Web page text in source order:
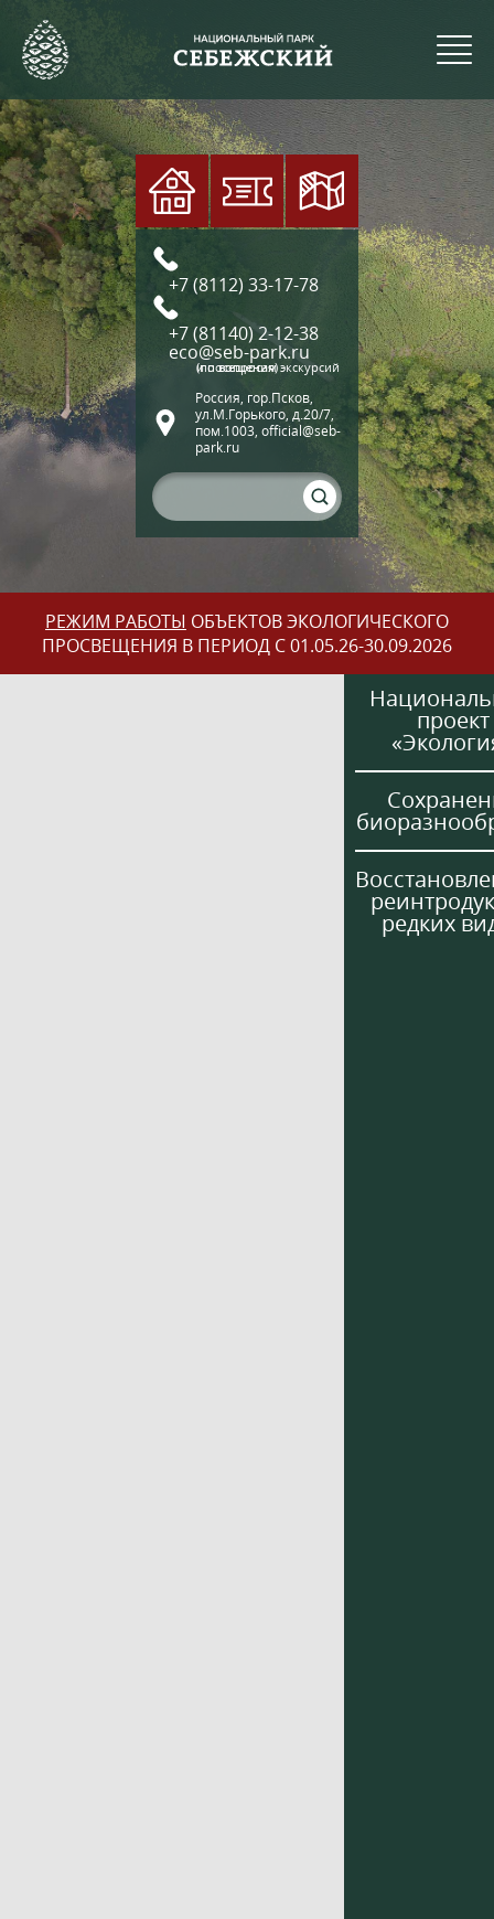
+7 (8112) 33-17-78
+7 (81140) 2-12-38
eco@seb-park.ru
(по вопросам экскурсий и посещения)
Россия, гор.Псков,
ул.М.Горького, д.20/7,
пом.1003, official@seb-
park.ru
РЕЖИМ РАБОТЫ ОБЪЕКТОВ ЭКОЛОГИЧЕСКОГО
ПРОСВЕЩЕНИЯ В ПЕРИОД С 01.05.26-30.09.2026
проект
редких